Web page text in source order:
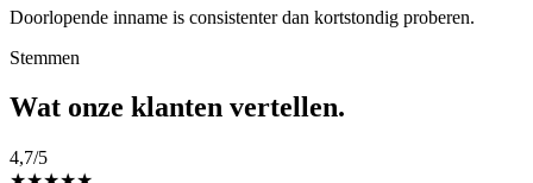
Doorlopende inname is consistenter dan kortstondig proberen.
Stemmen
Wat onze klanten vertellen.
4,7/5